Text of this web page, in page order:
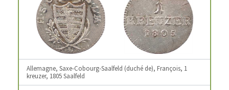
Allemagne, Saxe-Cobourg-Saalfeld (duché de), François, 1
kreuzer, 1805 Saalfeld